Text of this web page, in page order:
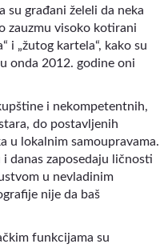
građani želeli da neka
zauzmu visoko kotirani
i „žutog kartela“, kako su
onda 2012. godine oni
i nekompetentnih,
do postavljenih
u lokalnim samoupravama.
danas zaposedaju ličnosti
u nevladinim
nije da baš
funkcijama su